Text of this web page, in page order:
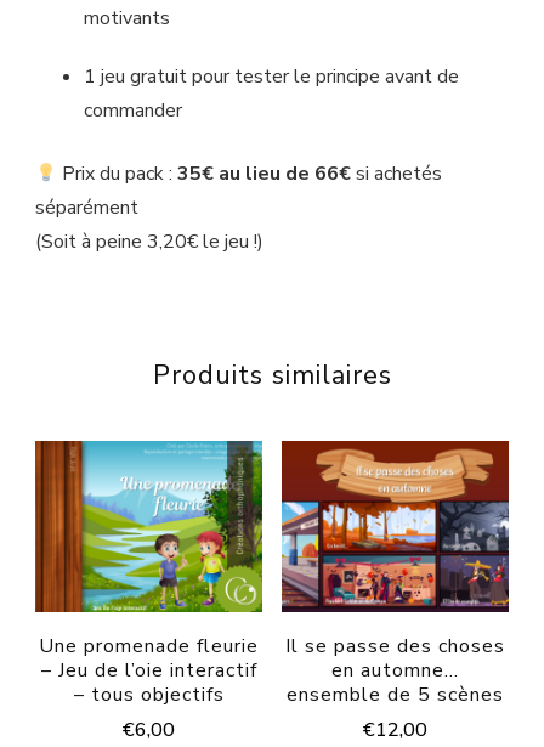
motivants
1 jeu gratuit pour tester le principe avant de
commander
Prix du pack :35€ au lieu de 66€si achetés
séparément
(Soit à peine 3,20€ le jeu !)
Produits similaires
Une promenade fleurie
– Jeu de l’oie interactif
– tous objectifs
€6,00
Il se passe des choses
en automne…
ensemble de 5 scènes
€12,00